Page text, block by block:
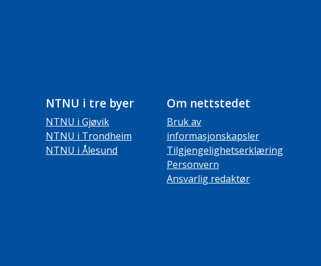
NTNU i tre byer
NTNU i Gjøvik
NTNU i Trondheim
NTNU i Ålesund
Om nettstedet
Bruk av
informasjonskapsler
Tilgjengelighetserklæring
Personvern
Ansvarlig redaktør